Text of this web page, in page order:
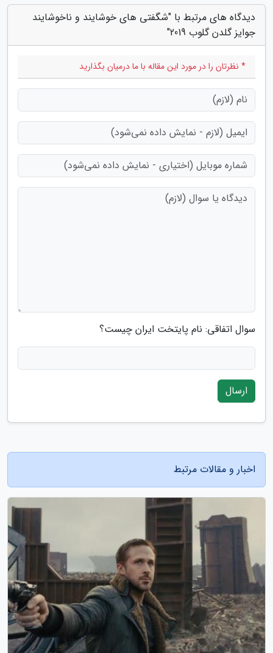
دیدگاه های مرتبط با "شگفتی های خوشایند و ناخوشایند
جوایز گلدن گلوب 2019"
* نظرتان را در مورد این مقاله با ما درمیان بگذارید
سوال اتفاقی: نام پایتخت ایران چیست؟
ارسال
اخبار و مقالات مرتبط